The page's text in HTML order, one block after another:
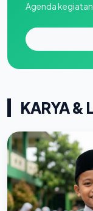
Agenda
KARYA &